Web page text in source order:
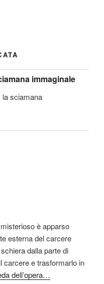
immaginale
misterioso è apparso
esterna del carcere
dalla parte di
carcere e trasformarlo in
dell’opera…